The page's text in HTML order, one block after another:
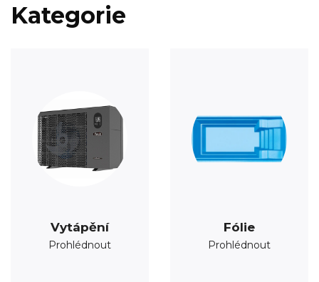
Kategorie
Vytápění
Prohlédnout
Fólie
Prohlédnout